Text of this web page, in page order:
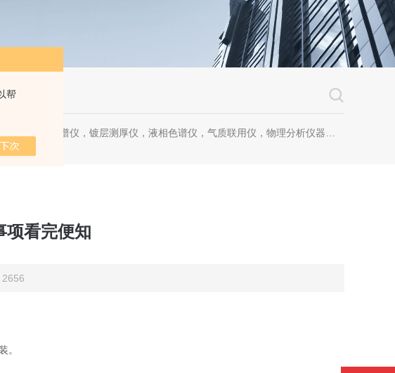
帮
X荧光光谱仪，镀层测厚仪，液相色谱仪，气质联用仪，物理分析仪器，化学分析仪器
项看完便知
。